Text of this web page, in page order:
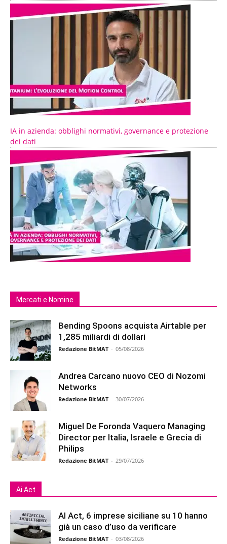
IA in azienda: obblighi normativi, governance e protezione
dei dati
Mercati e Nomine
Bending Spoons acquista Airtable per
1,285 miliardi di dollari
Redazione BitMAT - 05/08/2026
Andrea Carcano nuovo CEO di Nozomi
Networks
Redazione BitMAT - 30/07/2026
Miguel De Foronda Vaquero Managing
Director per Italia, Israele e Grecia di
Philips
Redazione BitMAT - 29/07/2026
Ai Act
AI Act, 6 imprese siciliane su 10 hanno
già un caso d’uso da verificare
Redazione BitMAT - 03/08/2026